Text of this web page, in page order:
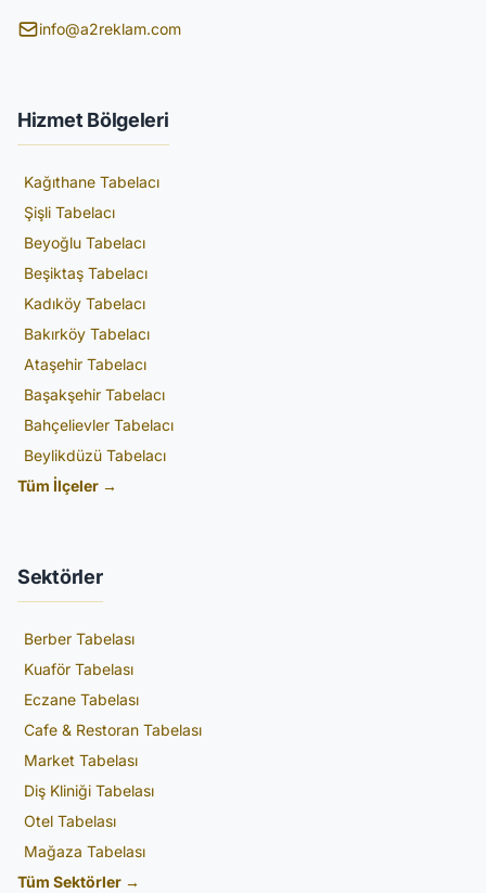
info@a2reklam.com
Hizmet Bölgeleri
Kağıthane Tabelacı
Şişli Tabelacı
Beyoğlu Tabelacı
Beşiktaş Tabelacı
Kadıköy Tabelacı
Bakırköy Tabelacı
Ataşehir Tabelacı
Başakşehir Tabelacı
Bahçelievler Tabelacı
Beylikdüzü Tabelacı
Tüm İlçeler →
Sektörler
Berber Tabelası
Kuaför Tabelası
Eczane Tabelası
Cafe & Restoran Tabelası
Market Tabelası
Diş Kliniği Tabelası
Otel Tabelası
Mağaza Tabelası
Tüm Sektörler →